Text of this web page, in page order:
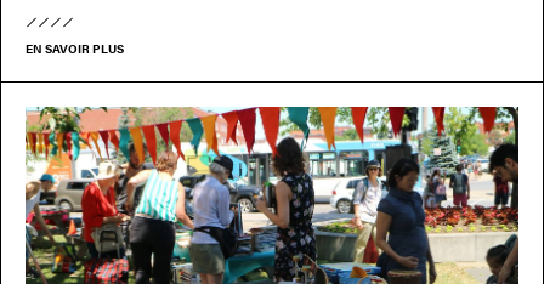
EN SAVOIR PLUS